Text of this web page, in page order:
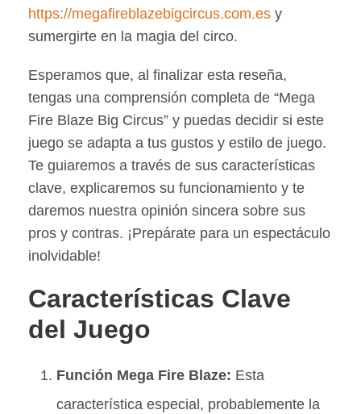
https://megafireblazebigcircus.com.es y
sumergirte en la magia del circo.
Esperamos que, al finalizar esta reseña,
tengas una comprensión completa de “Mega
Fire Blaze Big Circus” y puedas decidir si este
juego se adapta a tus gustos y estilo de juego.
Te guiaremos a través de sus características
clave, explicaremos su funcionamiento y te
daremos nuestra opinión sincera sobre sus
pros y contras. ¡Prepárate para un espectáculo
inolvidable!
Características Clave
del Juego
Función Mega Fire Blaze: Esta
característica especial, probablemente la